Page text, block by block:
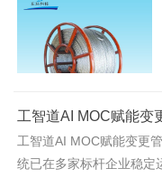
工智道AI MOC赋能变
工智道AI MOC赋能变更
统已在多家标杆企业稳定